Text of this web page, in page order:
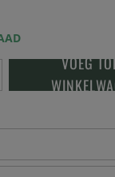
VOEG